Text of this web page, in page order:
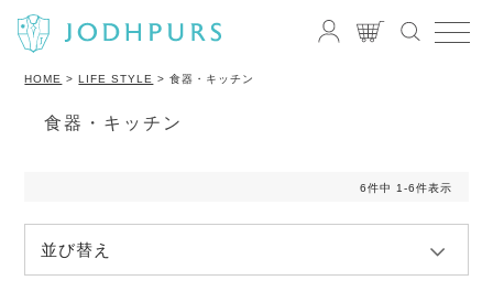
HOME LIFE STYLE 食器・キッチン
食器・キッチン
並び替え
6件中 1 -6件表示